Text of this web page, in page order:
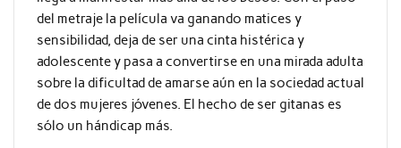
del metraje la película va ganando matices y
sensibilidad, deja de ser una cinta histérica y
adolescente y pasa a convertirse en una mirada adulta
sobre la dificultad de amarse aún en la sociedad actual
de dos mujeres jóvenes. El hecho de ser gitanas es
sólo un hándicap más.